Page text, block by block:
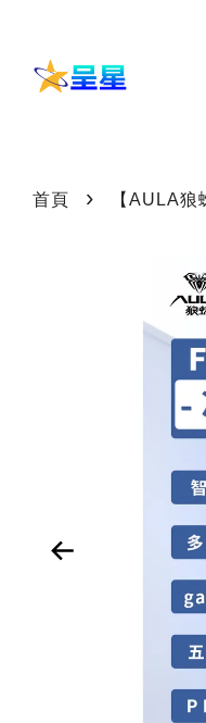
首頁 › 【AULA